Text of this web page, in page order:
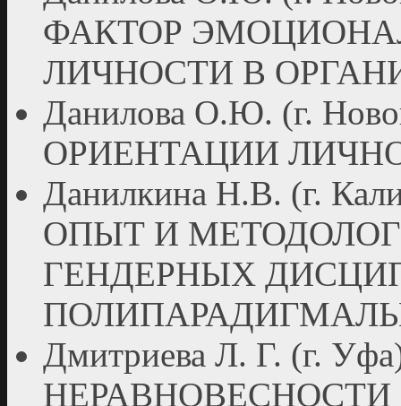
ФАКТОР
ЛИЧНОСТИ В
Данилова О.Ю. (г.
ОРИЕНТАЦИИ
Данилкина Н.В. (г.
ОПЫТ И
ГЕНДЕРНЫХ
Дмитриева Л. Г. (г.